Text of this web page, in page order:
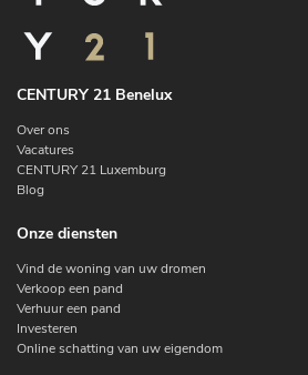
CENTURY 21 Benelux
Over ons
Vacatures
CENTURY 21 Luxemburg
Blog
Onze diensten
Vind de woning van uw dromen
Verkoop een pand
Verhuur een pand
Investeren
Online schatting van uw eigendom